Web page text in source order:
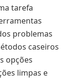
tarefa
problemas
caseiros
opções
limpas e